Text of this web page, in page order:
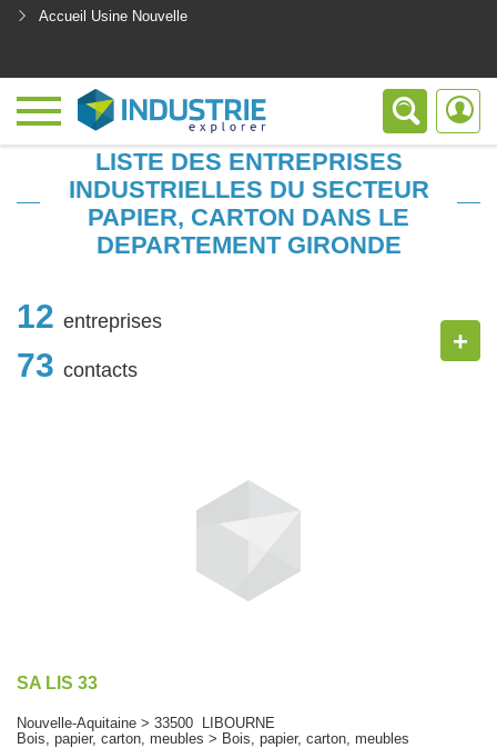
Accueil Usine Nouvelle
LISTE DES ENTREPRISES
INDUSTRIELLES DU SECTEUR
PAPIER, CARTON DANS LE
DEPARTEMENT GIRONDE
12 entreprises
73 contacts
+
SA LIS 33
Nouvelle-Aquitaine > 33500 LIBOURNE
Bois, papier, carton, meubles > Bois, papier, carton, meubles